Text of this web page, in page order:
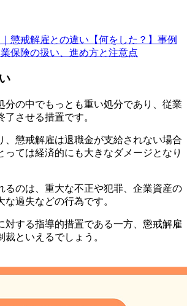
懲戒解雇との違い【何をした？】事例
保険の扱い、進め方と注意点
分の中でもっとも重い処分であり、従業
了させる措置です。
、懲戒解雇は退職金が支給されない場合
っては経済的にも大きなダメージとなり
るのは、重大な不正や犯罪、企業資産の
過失などの行為です。
対する指導的措置である一方、懲戒解雇
といえるでしょう。